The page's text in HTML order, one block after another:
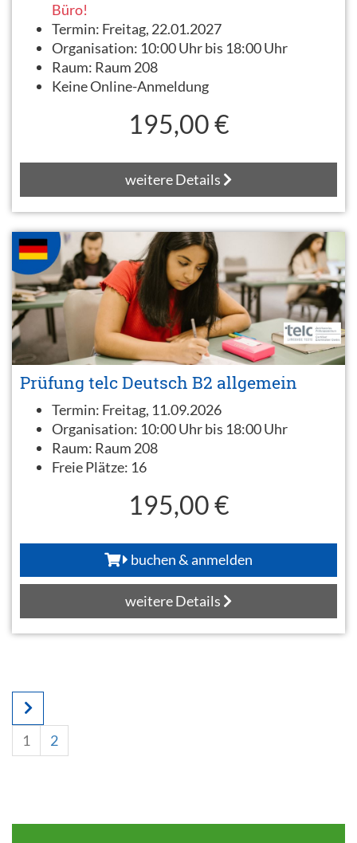
Büro!
Termin: Freitag, 22.01.2027
Organisation: 10:00 Uhr bis 18:00 Uhr
Raum: Raum 208
Keine Online-Anmeldung
195,00 €
weitere Details
Prüfung telc Deutsch B2 allgemein
Termin: Freitag, 11.09.2026
Organisation: 10:00 Uhr bis 18:00 Uhr
Raum: Raum 208
Freie Plätze: 16
195,00 €
buchen & anmelden
weitere Details
1 2